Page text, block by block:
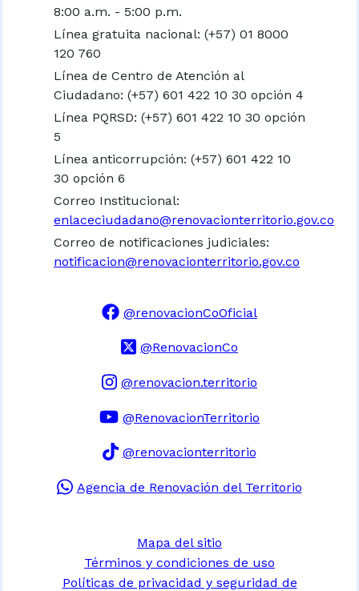
8:00 a.m. - 5:00 p.m.
Línea gratuita nacional: (+57) 01 8000
120 760
Línea de Centro de Atención al
Ciudadano: (+57) 601 422 10 30 opción 4
Línea PQRSD: (+57) 601 422 10 30 opción
5
Línea anticorrupción: (+57) 601 422 10
30 opción 6
Correo Institucional:
enlaceciudadano@renovacionterritorio.gov.co
Correo de notificaciones judiciales:
notificacion@renovacionterritorio.gov.co
@renovacionCoOficial
@RenovacionCo
@renovacion.territorio
@RenovacionTerritorio
@renovacionterritorio
Agencia de Renovación del Territorio
Mapa del sitio
Términos y condiciones de uso
Políticas de privacidad y seguridad de